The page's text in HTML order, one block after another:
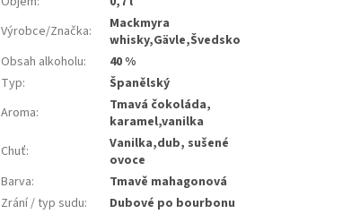
Výrobce/Značka:
Mackmyra
whisky,Gävle,Švedsko
Obsah alkoholu:
40 %
Typ:
Španělský
Aroma:
Tmavá čokoláda,
karamel,vanilka
Chuť:
Vanilka,dub, sušené
ovoce
Barva:
Tmavě mahagonová
Zrání / typ sudu: Dubové po bourbonu